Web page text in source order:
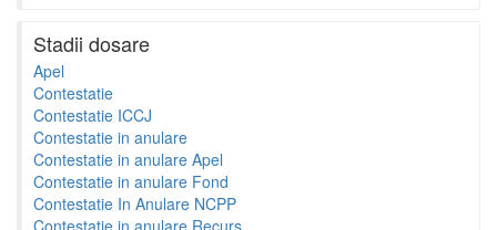
Stadii dosare
Apel
Contestatie
Contestatie ICCJ
Contestatie in anulare
Contestatie in anulare Apel
Contestatie in anulare Fond
Contestatie In Anulare NCPP
Contestatie in anulare Recurs